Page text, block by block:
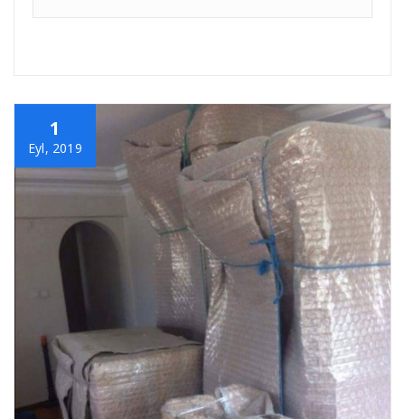
1
Eyl, 2019